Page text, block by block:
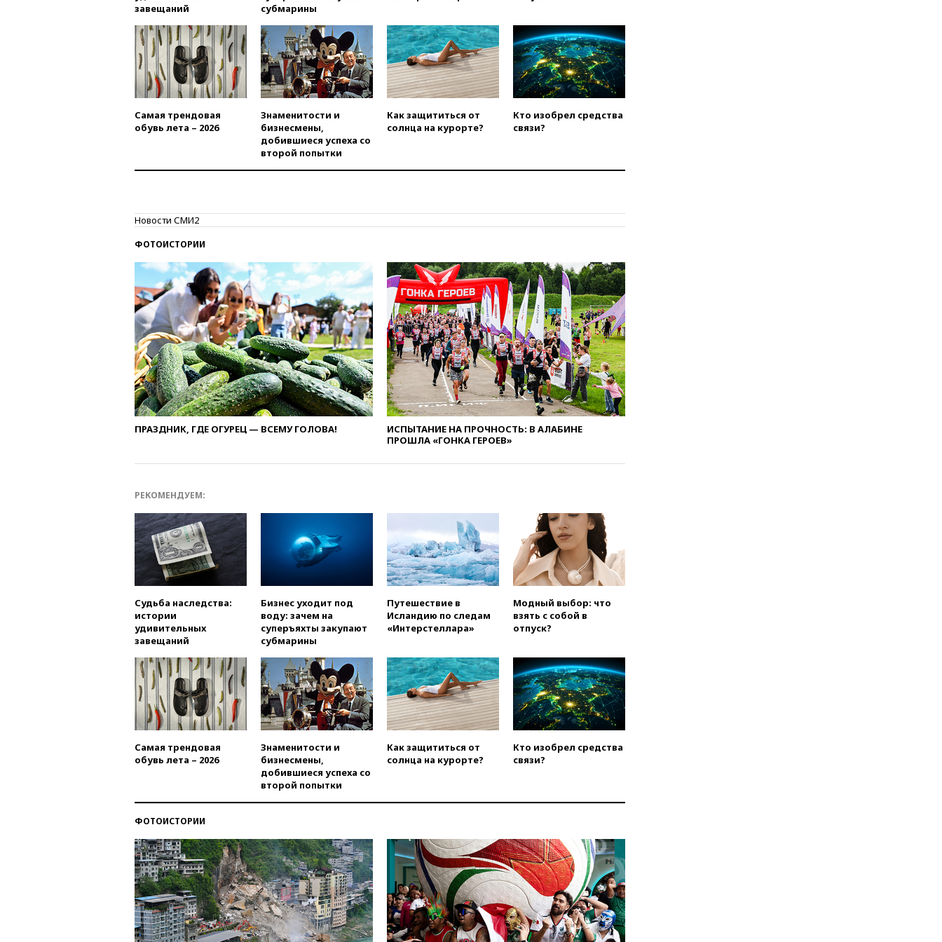
во время сплава
вчера, 23:30Жителя Нижнего
Тагила арестовали за реакции
в Теlegram
режиссер Кирилл Соколов
снимет триллер для Netflix
вчера, 20:58Финляндия
введет экзамен для
претендентов на получение
гражданства
вчера, 20:12
Минобороны
Болгарии: упавший в стране
беспилотник, скорее всего,
был украинским
вчера, 19:29ОАЭ обвинили
Иран в атаке на судно
нефтяной компании ADNOC в
Ормузе
газа в европейских подземных
Кушнер могут вскоре посетить
Москву и Киев
вчера, 17:43«Тиса» выдвинула
экс-председателя Верховного
суда на пост президента
вчера, 16:50Politico: «Газовая
авантюра Германии ставит под
вчера, 16:16Беспилотник
взорвался вблизи
газопровода в Болгарии
вчера, 15:25При атаке БПЛА в
Белгородской области погиб
мирный житель
вчера, 14:54
В Аргентине умер
вчера, 14:43Турция
вчера, 14:20Генпрокурором
США стал Тодд Бланш
вчера, 13:37Пляжи
Геленджика закрыты из-за
опасности БПЛА
вчера, 13:03Испания ввела
завещаний
субмарины
Самая трендовая
обувь лета – 2026
Знаменитости и
бизнесмены,
добившиеся успеха со
второй попытки
Как защититься от
солнца на курорте?
Кто изобрел средства
связи?
Новости СМИ2
ФОТОИСТОРИИ
ПРАЗДНИК, ГДЕ ОГУРЕЦ — ВСЕМУ ГОЛОВА!
ИСПЫТАНИЕ НА ПРОЧНОСТЬ: В АЛАБИНЕ
ПРОШЛА «ГОНКА ГЕРОЕВ»
РЕКОМЕНДУЕМ:
Судьба наследства:
истории
удивительных
завещаний
Бизнес уходит под
воду: зачем на
суперъяхты закупают
субмарины
Путешествие в
Исландию по следам
«Интерстеллара»
Модный выбор: что
взять с собой в
отпуск?
Самая трендовая
обувь лета – 2026
Знаменитости и
бизнесмены,
добившиеся успеха со
второй попытки
Как защититься от
солнца на курорте?
Кто изобрел средства
связи?
ФОТОИСТОРИИ